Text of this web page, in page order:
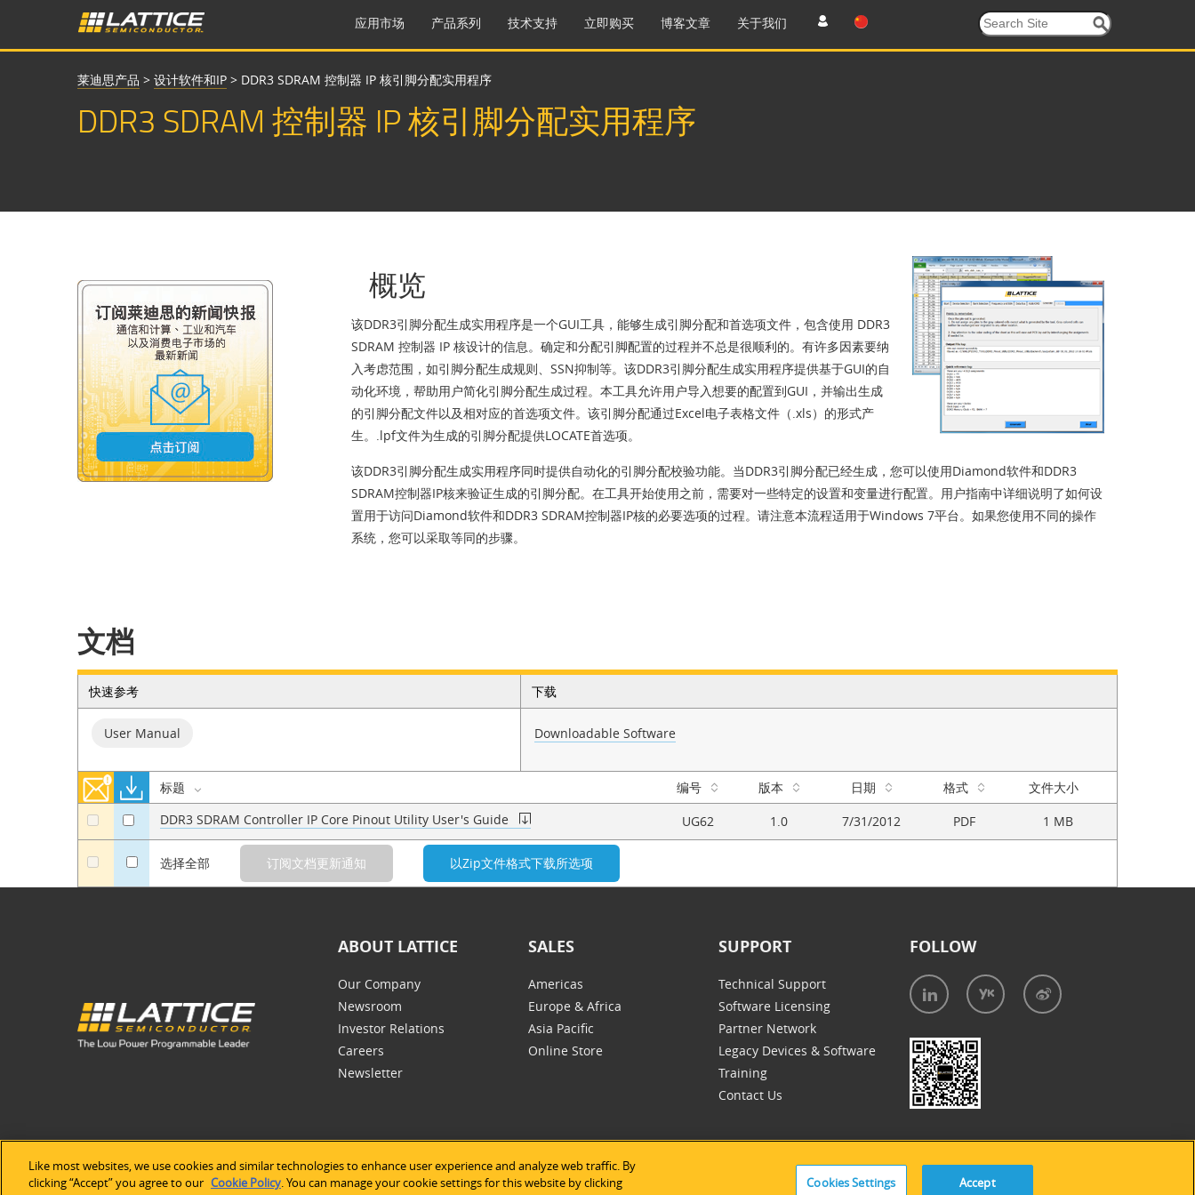
应用市场 产品系列 技术支持 立即购买 博客文章 关于我们
莱迪思产品 > 设计软件和IP > DDR3 SDRAM 控制器 IP 核引脚分配实用程序
DDR3 SDRAM 控制器 IP 核引脚分配实用程序
概览
该DDR3引脚分配生成实用程序是一个GUI工具，能够生成引脚分配和首选项文件，包含使用 DDR3
SDRAM 控制器 IP 核设计的信息。确定和分配引脚配置的过程并不总是很顺利的。有许多因素要纳
入考虑范围，如引脚分配生成规则、SSN抑制等。该DDR3引脚分配生成实用程序提供基于GUI的自
动化环境，帮助用户简化引脚分配生成过程。本工具允许用户导入想要的配置到GUI，并输出生成
的引脚分配文件以及相对应的首选项文件。该引脚分配通过Excel电子表格文件（.xls）的形式产
生。.lpf文件为生成的引脚分配提供LOCATE首选项。
该DDR3引脚分配生成实用程序同时提供自动化的引脚分配校验功能。当DDR3引脚分配已经生成，您可以使用Diamond软件和DDR3
SDRAM控制器IP核来验证生成的引脚分配。在工具开始使用之前，需要对一些特定的设置和变量进行配置。用户指南中详细说明了如何设
置用于访问Diamond软件和DDR3 SDRAM控制器IP核的必要选项的过程。请注意本流程适用于Windows 7平台。如果您使用不同的操作
系统，您可以采取等同的步骤。
文档
快速参考
User Manual
下载
Downloadable Software
标题 编号 版本 日期 格式 文件大小
a 选择全部
a a DDR3 SDRAM Controller IP Core Pinout Utility User's Guide UG62 1.0 7/31/2012 PDF 1 MB
ABOUT LATTICE
Our Company
Newsroom
Investor Relations
Careers
Newsletter
SALES
Americas
Europe & Africa
Asia Pacific
Online Store
SUPPORT
Technical Support
Software Licensing
Partner Network
Legacy Devices & Software
Training
Contact Us
FOLLOW
©2026 Lattice Semiconductor|法律声明|隐私条款
Like most websites, we use cookies and similar technologies to enhance user experience and analyze web traffic. By
clicking “Accept” you agree to our Cookie Policy. You can manage your cookie settings for this website by clicking
Cookies Settings Accept